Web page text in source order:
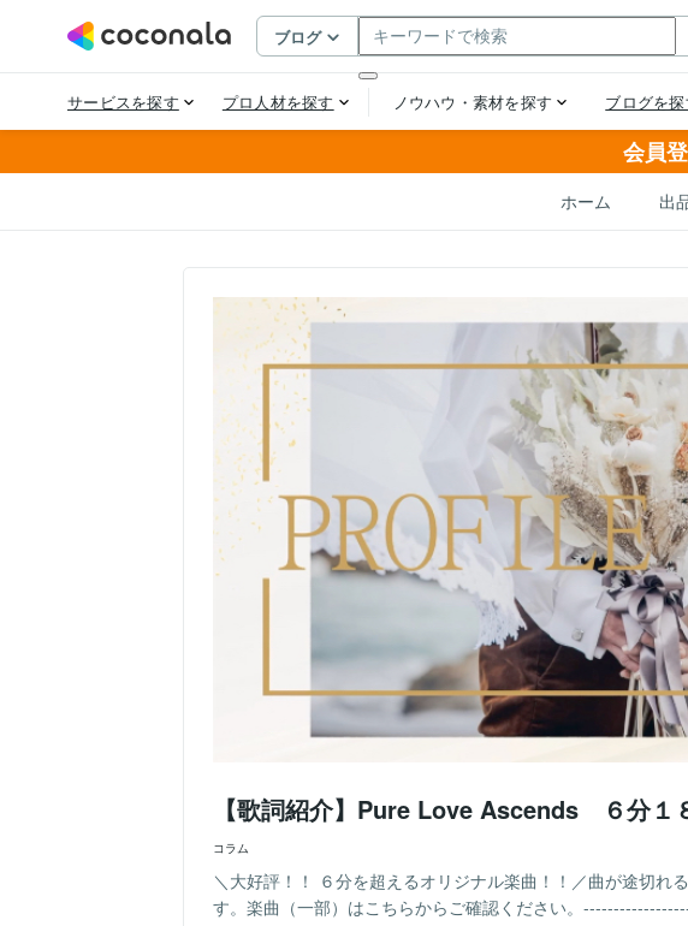
会員
ホーム 出
【歌詞紹介】Pure Love Ascends ６分１
コラム
＼大好評！！ ６分を超えるオリジナル楽曲！！／曲が途切れ
す。楽曲（一部）はこちらからご確認ください。